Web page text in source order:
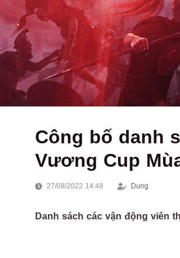
Công bố danh
Vương Cup
27/08/2022 14:48 Dung
Danh sách các vận động viên